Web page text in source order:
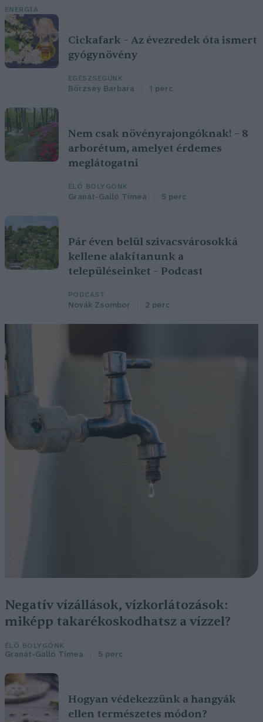
ENERGIA
Cickafark – Az évezredek óta ismert
gyógynövény
EGÉSZSÉGÜNK
Börzsey Barbara 1 perc
Nem csak növényrajongóknak! – 8
arborétum, amelyet érdemes
meglátogatni
ÉLŐ BOLYGÓNK
Granát-Galló Tímea 5 perc
Pár éven belül szivacsvárosokká
kellene alakítanunk a
településeinket – Podcast
PODCAST
Novák Zsombor 2 perc
Negatív vízállások, vízkorlátozások:
miképp takarékoskodhatsz a vízzel?
ÉLŐ BOLYGÓNK
Granát-Galló Tímea 5 perc
Hogyan védekezzünk a hangyák
ellen természetes módon?